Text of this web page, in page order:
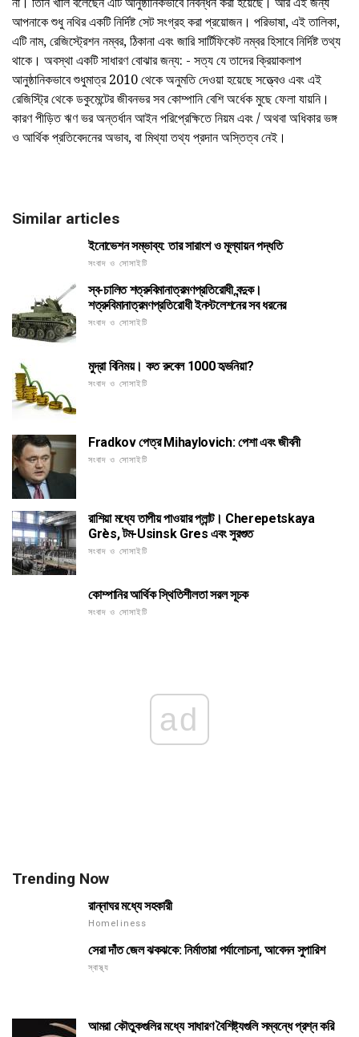
আপনাকে শুধু নথির একটি নির্দিষ্ট সেট সংগ্রহ করা প্রয়োজন। পরিভাষা, এই তালিকা,
এটি নাম, রেজিস্ট্রেশন নম্বর, ঠিকানা এবং জারি সার্টিফিকেট নম্বর হিসাবে নির্দিষ্ট তথ্য
থাকে। অবস্থা একটি সাধারণ বোঝার জন্য: - সত্য যে তাদের ক্রিয়াকলাপ
আনুষ্ঠানিকভাবে শুধুমাত্র 2010 থেকে অনুমতি দেওয়া হয়েছে সত্ত্বেও এবং এই
রেজিস্ট্রি থেকে ডকুমেন্টের জীবনভর সব কোম্পানি বেশি অর্ধেক মুছে ফেলা যায়নি।
কারণ পীড়িত ঋণ ভর অন্তর্ধান আইন পরিপ্রেক্ষিতে নিয়ম এবং / অথবা অধিকার ভঙ্গ
ও আর্থিক প্রতিবেদনের অভাব, বা মিথ্যা তথ্য প্রদান অস্তিত্ব নেই।
Similar articles
ইনোভেশন সম্ভাব্য: তার সারাংশ ও মূল্যায়ন পদ্ধতি
সংবাদ ও সোসাইটি
স্ব-চালিত শত্রুবিমানাত্রমণপ্রতিরোধী বন্দুক।
শত্রুবিমানাত্রমণপ্রতিরোধী ইনস্টলেশনের সব ধরনের
সংবাদ ও সোসাইটি
মুদ্রা বিনিময়। কত রুবেল 1000 হৃভনিয়া?
সংবাদ ও সোসাইটি
Fradkov পেত্র Mihaylovich: পেশা এবং জীবনী
সংবাদ ও সোসাইটি
রাশিয়া মধ্যে তাপীয় পাওয়ার প্লান্ট। Cherepetskaya
Grès, টম-Usinsk Gres এবং সুরগুত
সংবাদ ও সোসাইটি
কোম্পানির আর্থিক স্থিতিশীলতা সরল সূচক
সংবাদ ও সোসাইটি
ad
Trending Now
রান্নাঘর মধ্যে সহকারী
Homeliness
সেরা দাঁত জেল ঝকঝকে: নির্মাতারা পর্যালোচনা, আবেদন সুপারিশ
স্বাস্থ্য
আমরা কৌতুকগুলির মধ্যে সাধারণ বৈশিষ্ট্যগুলি সম্বন্ধে প্রশ্ন করি